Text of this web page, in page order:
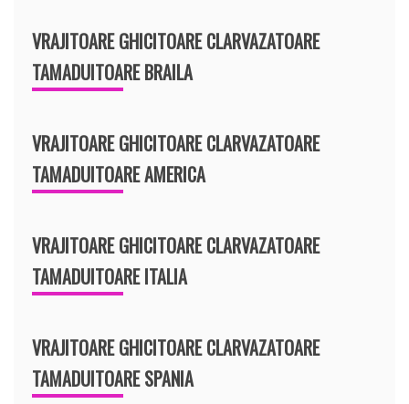
VRAJITOARE GHICITOARE CLARVAZATOARE
TAMADUITOARE BRAILA
VRAJITOARE GHICITOARE CLARVAZATOARE
TAMADUITOARE AMERICA
VRAJITOARE GHICITOARE CLARVAZATOARE
TAMADUITOARE ITALIA
VRAJITOARE GHICITOARE CLARVAZATOARE
TAMADUITOARE SPANIA